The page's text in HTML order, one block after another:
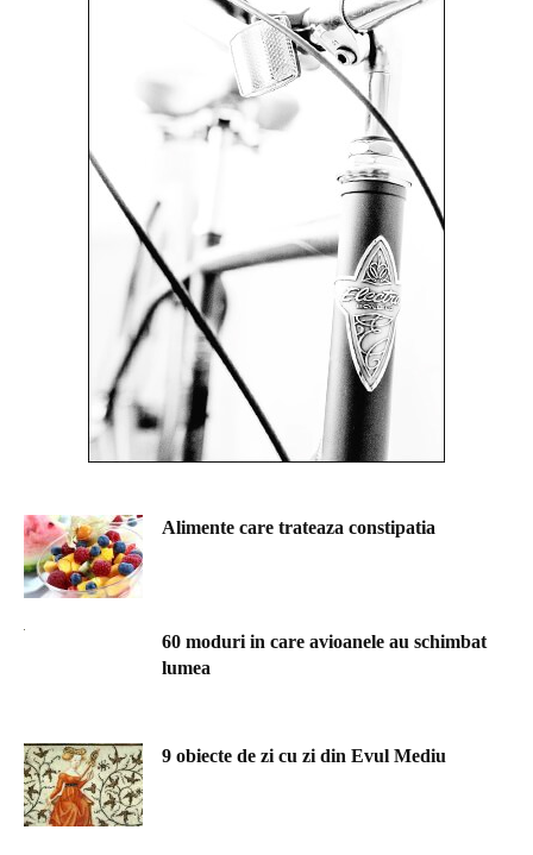
Alimente care trateaza constipatia
60 moduri in care avioanele au schimbat
lumea
9 obiecte de zi cu zi din Evul Mediu